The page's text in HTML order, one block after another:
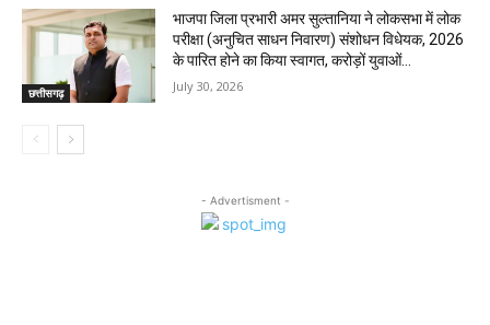
छत्तीसगढ़
भाजपा जिला प्रभारी अमर सुल्तानिया ने लोकसभा में लोक
परीक्षा (अनुचित साधन निवारण) संशोधन विधेयक, 2026
के पारित होने का किया स्वागत, करोड़ों युवाओं...
July 30, 2026
- Advertisment -